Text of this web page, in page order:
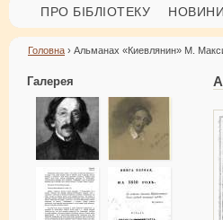
ПРО БІБЛІОТЕКУ НОВИНИ
Головна › Альманах «Киевлянин» М.
Галерея